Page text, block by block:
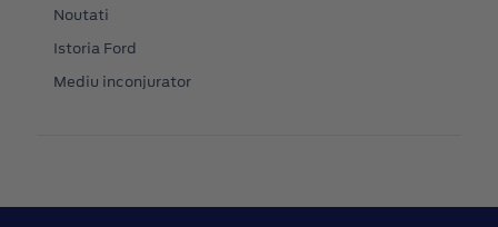
Noutati
Istoria Ford
Mediu inconjurator